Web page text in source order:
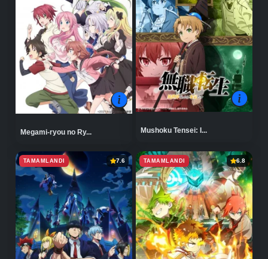
Megami-ryou no Ry... Mushoku Tensei: I...
TAMAMLANDI 7.6 TAMAMLANDI 6.8